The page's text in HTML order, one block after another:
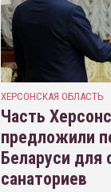
ХЕРСОНСКАЯ ОБЛАСТЬ
Часть
предложили
Беларуси для
санаториев